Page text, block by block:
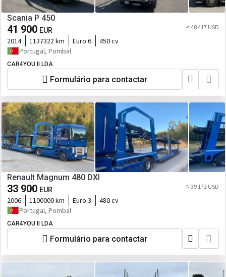
Scania P 450
41 900 EUR ≈ 48 417 USD
2014 1137322 km Euro 6
450 cv
Portugal, Pombal
CAR4YOU II LDA
Formulário para contactar
Renault Magnum 480 DXI
33 900 EUR ≈ 39 172 USD
2006 1100000 km Euro 3
480 cv
Portugal, Pombal
CAR4YOU II LDA
Formulário para contactar